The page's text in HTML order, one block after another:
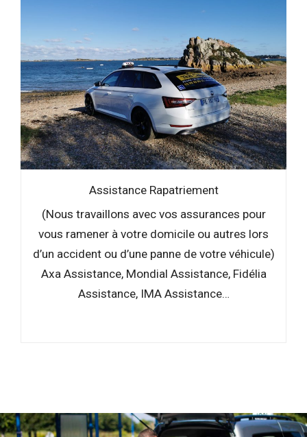
Assistance Rapatriement
(Nous travaillons avec vos assurances pour
vous ramener à votre domicile ou autres lors
d’un accident ou d’une panne de votre véhicule)
Axa Assistance, Mondial Assistance, Fidélia
Assistance, IMA Assistance…